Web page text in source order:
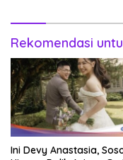
Rekomendasi
Ini Devy Anastasia,